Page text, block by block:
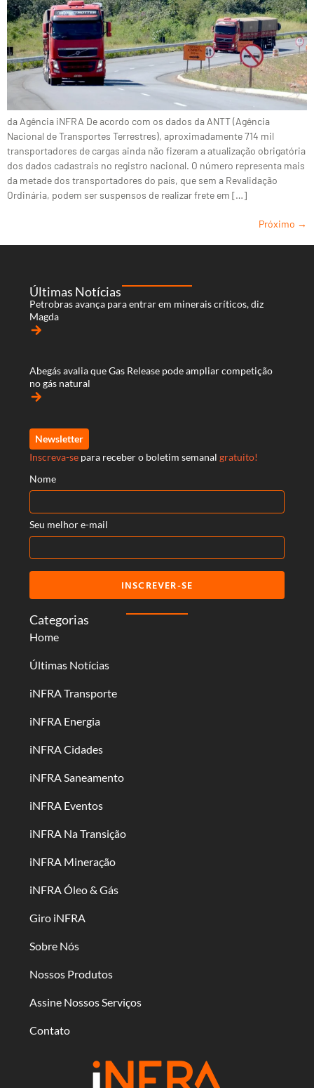
da Agência iNFRA De acordo com os dados da ANTT (Agência
Nacional de Transportes Terrestres), aproximadamente 714 mil
transportadores de cargas ainda não fizeram a atualização obrigatória
dos dados cadastrais no registro nacional. O número representa mais
da metade dos transportadores do país, que sem a Revalidação
Ordinária, podem ser suspensos de realizar frete em […]
Próximo →
Categorias
Home
Últimas Notícias
iNFRA Transporte
iNFRA Energia
iNFRA Cidades
iNFRA Saneamento
iNFRA Eventos
iNFRA Na Transição
iNFRA Mineração
iNFRA Óleo & Gás
Giro iNFRA
Sobre Nós
Nossos Produtos
Assine Nossos Serviços
Contato
Últimas Notícias
Petrobras avança para entrar em minerais críticos, diz
Magda
arrow_forward
Abegás avalia que Gas Release pode ampliar competição
no gás natural
arrow_forward
Newsletter
Inscreva-se para receber o boletim semanal gratuito!
Nome
Seu melhor e-mail
INSCREVER-SE